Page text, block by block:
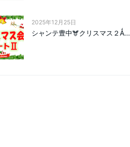
2025年12月25日
シャンテ豊中🫎クリスマス２Ǻ...